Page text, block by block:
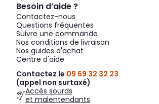
Besoin d’aide ?
Contactez-nous
Questions fréquentes
Suivre une commande
Nos conditions de livraison
Nos guides d'achat
Centre d'aide
Contactez le 09 69 32 32 23
(appel non surtaxé)
Accès sourds
et malentendants